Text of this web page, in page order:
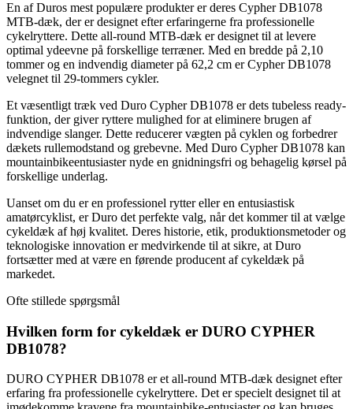
En af Duros mest populære produkter er deres Cypher DB1078
MTB-dæk, der er designet efter erfaringerne fra professionelle
cykelryttere. Dette all-round MTB-dæk er designet til at levere
optimal ydeevne på forskellige terræner. Med en bredde på 2,10
tommer og en indvendig diameter på 62,2 cm er Cypher DB1078
velegnet til 29-tommers cykler.
Et væsentligt træk ved Duro Cypher DB1078 er dets tubeless ready-
funktion, der giver ryttere mulighed for at eliminere brugen af
indvendige slanger. Dette reducerer vægten på cyklen og forbedrer
dækets rullemodstand og grebevne. Med Duro Cypher DB1078 kan
mountainbikeentusiaster nyde en gnidningsfri og behagelig kørsel på
forskellige underlag.
Uanset om du er en professionel rytter eller en entusiastisk
amatørcyklist, er Duro det perfekte valg, når det kommer til at vælge
cykeldæk af høj kvalitet. Deres historie, etik, produktionsmetoder og
teknologiske innovation er medvirkende til at sikre, at Duro
fortsætter med at være en førende producent af cykeldæk på
markedet.
Ofte stillede spørgsmål
Hvilken form for cykeldæk er DURO CYPHER
DB1078?
DURO CYPHER DB1078 er et all-round MTB-dæk designet efter
erfaring fra professionelle cykelryttere. Det er specielt designet til at